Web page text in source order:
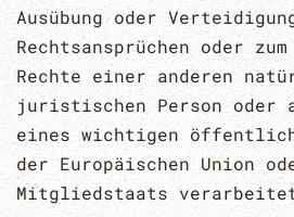
Ausübung oder
Rechtsansprüchen oder
Rechte einer anderen
juristischen Person oder
eines wichtigen
der Europäischen Union
Mitgliedstaats verarbeitet